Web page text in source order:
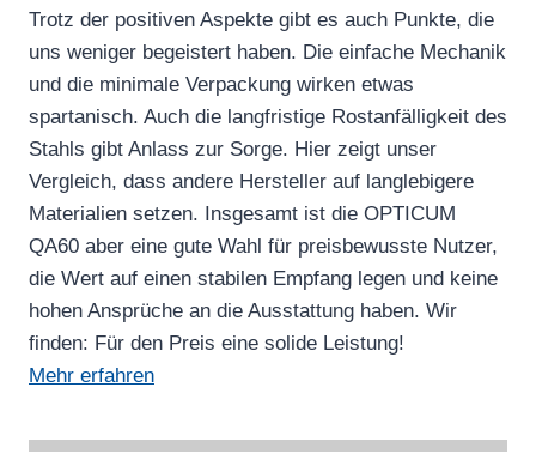
Trotz der positiven Aspekte gibt es auch Punkte, die
uns weniger begeistert haben. Die einfache Mechanik
und die minimale Verpackung wirken etwas
spartanisch. Auch die langfristige Rostanfälligkeit des
Stahls gibt Anlass zur Sorge. Hier zeigt unser
Vergleich, dass andere Hersteller auf langlebigere
Materialien setzen. Insgesamt ist die OPTICUM
QA60 aber eine gute Wahl für preisbewusste Nutzer,
die Wert auf einen stabilen Empfang legen und keine
hohen Ansprüche an die Ausstattung haben. Wir
finden: Für den Preis eine solide Leistung!
Mehr erfahren